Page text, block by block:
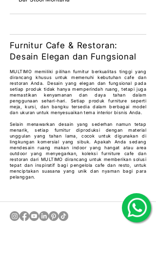
Furnitur Cafe & Restoran:
Desain Elegan dan Fungsional
MULTIMO memiliki pilihan furnitur berkualitas tinggi yang
dirancang khusus untuk memenuhi kebutuhan cafe dan
restoran Anda. Desain yang elegan dan fungsional pada
setiap produk tidak hanya memperindah ruang, tetapi juga
memastikan kenyamanan dan daya tahan dalam
penggunaan sehari-hari. Setiap produk furniture seperti
meja, kursi, dan bangku tersedia dalam berbagai model
dan ukuran untuk menyesuaikan tema interior bisnis Anda.
Selain menawarkan desain yang sederhan namun tetap
menarik, setiap furnitur diproduksi dengan material
unggulan yang tahan lama, cocok untuk digunakan di
lingkungan komersial yang sibuk. Apakah Anda sedang
mendesain ruang makan indoor yang hangat atau area
outdoor yang menyegarkan, koleksi furniture cafe dan
restoran dari MULTIMO dirancang untuk memberikan solusi
tepat dan inspiratif bagi pengelola cafe dan resto, untuk
menciptakan suasana yang unik dan nyaman bagi para
pelanggan.